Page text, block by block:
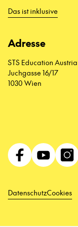
Das ist inklusive
Adresse
STS Education Austria
Juchgasse 16/17
1030 Wien
DatenschutzCookies